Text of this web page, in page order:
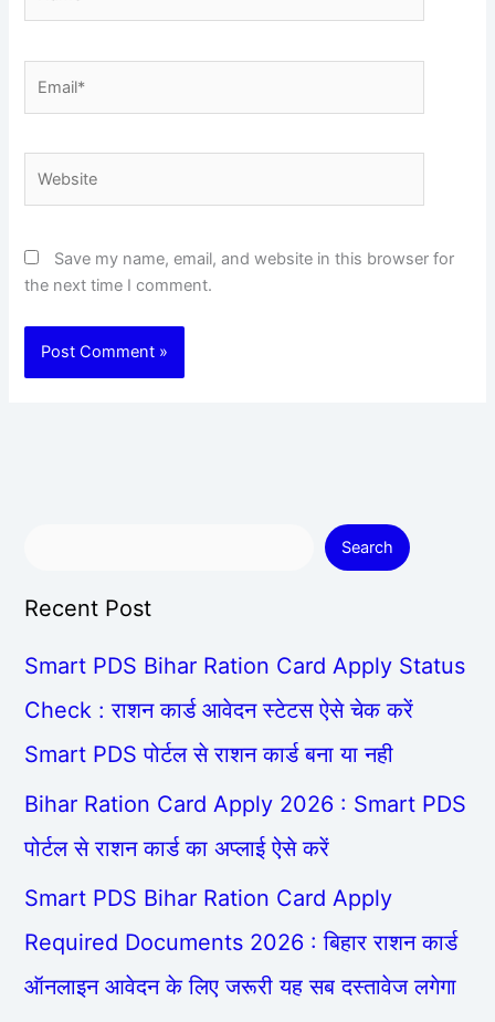
Save my name, email, and website in this browser for
the next time I comment.
Search
Recent Post
Smart PDS Bihar Ration Card Apply Status
Check : राशन कार्ड आवेदन स्टेटस ऐसे चेक करें
Smart PDS पोर्टल से राशन कार्ड बना या नही
Bihar Ration Card Apply 2026 : Smart PDS
पोर्टल से राशन कार्ड का अप्लाई ऐसे करें
Smart PDS Bihar Ration Card Apply
Required Documents 2026 : बिहार राशन कार्ड
ऑनलाइन आवेदन के लिए जरूरी यह सब दस्तावेज लगेगा